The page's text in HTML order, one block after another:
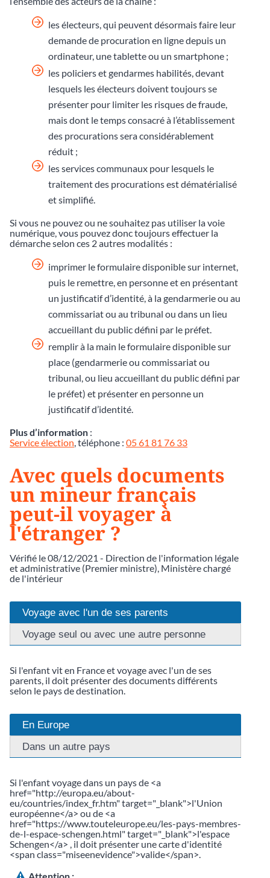
les électeurs, qui peuvent désormais faire leur
demande de procuration en ligne depuis un
ordinateur, une tablette ou un smartphone ;
les policiers et gendarmes habilités, devant
lesquels les électeurs doivent toujours se
présenter pour limiter les risques de fraude,
mais dont le temps consacré à l’établissement
des procurations sera considérablement
réduit ;
les services communaux pour lesquels le
traitement des procurations est dématérialisé
et simplifié.
Si vous ne pouvez ou ne souhaitez pas utiliser la voie
numérique, vous pouvez donc toujours effectuer la
démarche selon ces 2 autres modalités :
imprimer le formulaire disponible sur internet,
puis le remettre, en personne et en présentant
un justificatif d’identité, à la gendarmerie ou au
commissariat ou au tribunal ou dans un lieu
accueillant du public défini par le préfet.
remplir à la main le formulaire disponible sur
place (gendarmerie ou commissariat ou
tribunal, ou lieu accueillant du public défini par
le préfet) et présenter en personne un
justificatif d’identité.
Plus d’information :
Service élection , téléphone : 05 61 81 76 33
Avec quels documents
un mineur français
peut-il voyager à
l'étranger ?
Vérifié le 08/12/2021 - Direction de l'information légale
et administrative (Premier ministre), Ministère chargé
de l'intérieur
Voyage avec l'un de ses parents
Voyage seul ou avec une autre personne
Si l'enfant vit en France et voyage avec l'un de ses
parents, il doit présenter des documents différents
selon le pays de destination.
En Europe
Dans un autre pays
Si l'enfant voyage dans un pays de <a
href="http://europa.eu/about-
eu/countries/index_fr.htm" target="_blank">l'Union
européenne</a> ou de <a
href="https://www.touteleurope.eu/les-pays-membres-
de-l-espace-schengen.html" target="_blank">l'espace
Schengen</a> , il doit présenter une carte d'identité
<span class="miseenevidence">valide</span>.